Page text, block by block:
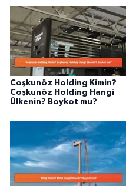
Coşkunöz Holding Kimin?
Coşkunöz Holding Hangi
Ülkenin? Boykot mu?